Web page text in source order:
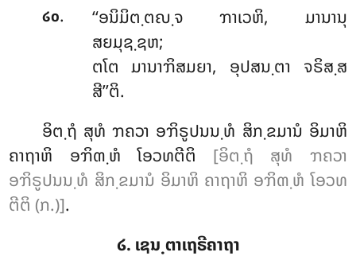
໒໐.
‘‘ອນິມິຕ຺ຕຎ຺ຈ ຠາເວຫິ, ມານານຸ
ສຍມຸຊ຺ຊຫ;
ຕໂຕ ມານາຠິສມຍາ, ອຸປສນ຺ຕາ ຈຣິສ຺ສ
ສີ’’ຕິ.
ອິຕ຺ຖໍ ສຸທໍ ຠຄວາ ອຠິຣູປນນ຺ທໍ ສິກ຺ຂມານໍ ອິມາຫິ
ຄາຖາຫິ ອຠິຓ຺ຫໍ ໂອວທຕີຕິ [ອິຕ຺ຖໍ ສຸທໍ ຠຄວາ
ອຠິຣູປນນ຺ທໍ ສິກ຺ຂມານໍ ອິມາຫິ ຄາຖາຫິ ອຠິຓ຺ຫໍ ໂອວທ
ຕີຕິ (ກ.)].
໒. ເຊນ຺ຕາເຖຣີຄາຖາ